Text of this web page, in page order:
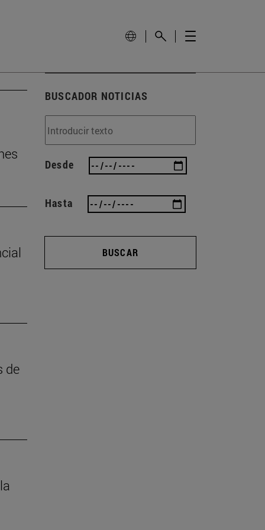
de
BUSCADOR NOTICIAS
Desde
Hasta
BUSCAR